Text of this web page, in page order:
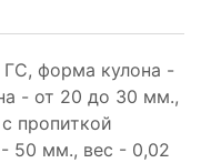
ГС, форма кулона -
- от 20 до 30 мм.,
пропиткой
50 мм., вес - 0,02